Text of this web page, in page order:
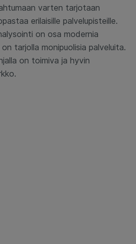
varten tarjotaan
erilaisille palvelupisteille.
on osa modernia
tarjolla monipuolisia palveluita.
on toimiva ja hyvin